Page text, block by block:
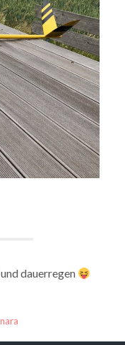
dauerregen